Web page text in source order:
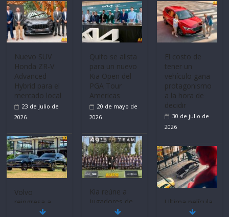
Nuevo SUV
Honda ZR-V
Advanced
Hybrid para el
mercado local
23 de julio de
2026
Volvo
reingresa a
Ecuador de la
La FEDAK
recibe 12
Sinotruk
Bolden para
cubrir las rutas
de La Vuelta
31 de julio de
2026
Quito se alista
para un nuevo
Kia Open del
PGA Tour
Americas
20 de mayo de
El costo de
tener un
vehículo gana
protagonismo
a la hora de
decidir
30 de julio de
2026
Ultima película
‘Spider‑Man: